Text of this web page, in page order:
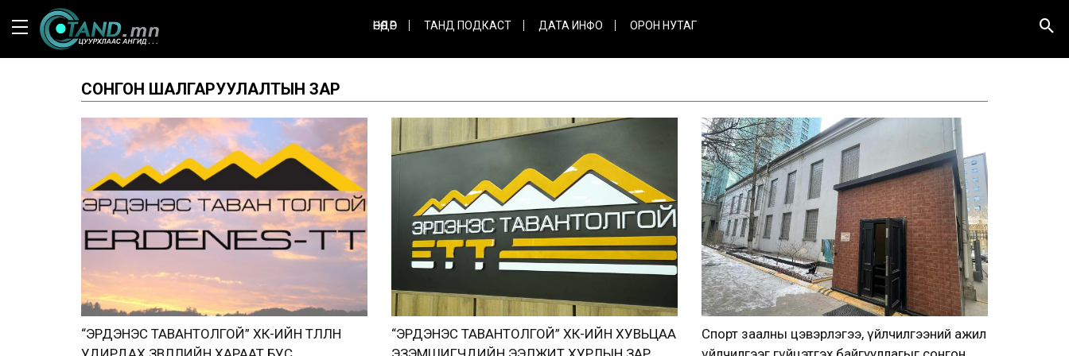
ӨНӨӨДӨР ТАНД ПОДКАСТ ДАТА ИНФО ОРОН НУТАГ
СОНГОН ШАЛГАРУУЛАЛТЫН ЗАР
“ЭРДЭНЭС ТАВАНТОЛГОЙ” ХК-ИЙН ТӨЛӨӨЛӨН
“ЭРДЭНЭС ТАВАНТОЛГОЙ” ХК-ИЙН ХУВЬЦАА
Спорт заалны цэвэрлэгээ, үйлчилгээний ажил